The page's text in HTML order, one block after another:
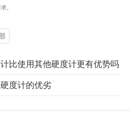
。
比使用其他硬度计更有优势吗
度计的优劣